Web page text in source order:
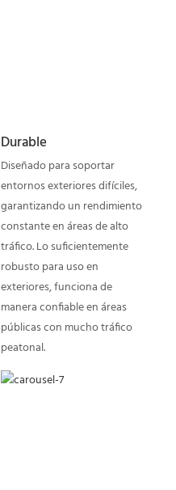
Durable
Diseñado para soportar
entornos exteriores difíciles,
garantizando un rendimiento
constante en áreas de alto
tráfico. Lo suficientemente
robusto para uso en
exteriores, funciona de
manera confiable en áreas
públicas con mucho tráfico
peatonal.